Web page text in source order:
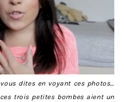
dites en voyant ces photos…
trois petites bombes aient un